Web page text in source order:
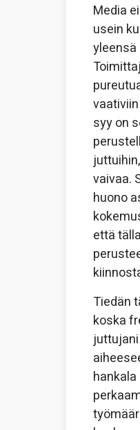
Media
usein
yleensä
syy on
vaivaa.
huono
että
Tiedän
koska